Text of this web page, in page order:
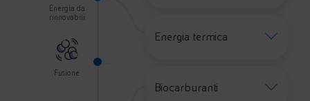
Energia da
rinnovabili
Fusione
Energia termica si collega a
Energia termica
Biocarburanti si collega a
Biocarburanti